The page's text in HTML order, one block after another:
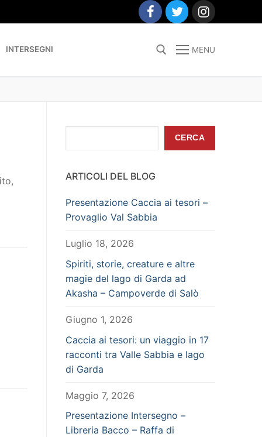
INTERSEGNI MENU
CERCA
ARTICOLI DEL BLOG
Presentazione Caccia ai tesori –
Provaglio Val Sabbia
Luglio 18, 2026
Spiriti, storie, creature e altre
magie del lago di Garda ad
Akasha – Campoverde di Salò
Giugno 1, 2026
Caccia ai tesori: un viaggio in 17
racconti tra Valle Sabbia e lago
di Garda
Maggio 7, 2026
Presentazione Intersegno –
Libreria Bacco – Raffa di